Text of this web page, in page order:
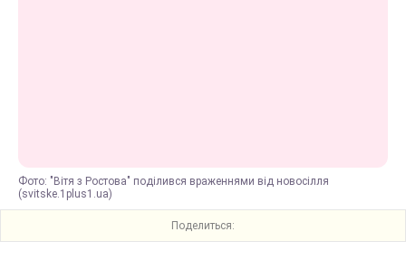
Фото: "Вітя з Ростова" поділився враженнями від новосілля
(svitske.1plus1.ua)
Поделиться: